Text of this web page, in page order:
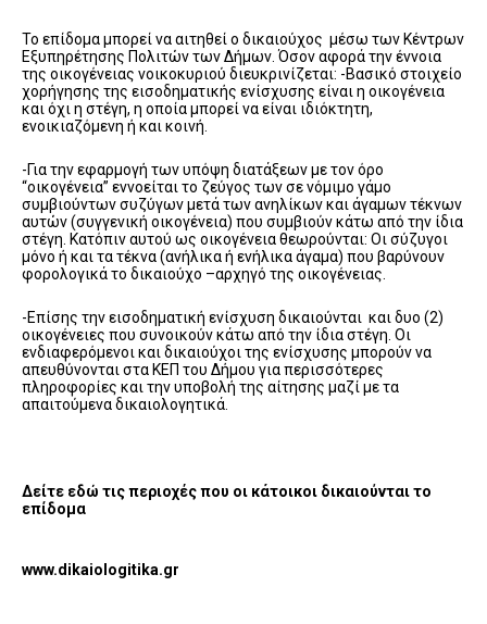
Το επίδομα μπορεί να αιτηθεί ο δικαιούχος μέσω των Κέντρων
Εξυπηρέτησης Πολιτών των Δήμων. Όσον αφορά την έννοια
της οικογένειας νοικοκυριού διευκρινίζεται: -Βασικό στοιχείο
χορήγησης της εισοδηματικής ενίσχυσης είναι η οικογένεια
και όχι η στέγη, η οποία μπορεί να είναι ιδιόκτητη,
ενοικιαζόμενη ή και κοινή.
-Για την εφαρμογή των υπόψη διατάξεων με τον όρο
“οικογένεια” εννοείται το ζεύγος των σε νόμιμο γάμο
συμβιούντων συζύγων μετά των ανηλίκων και άγαμων τέκνων
αυτών (συγγενική οικογένεια) που συμβιούν κάτω από την ίδια
στέγη. Κατόπιν αυτού ως οικογένεια θεωρούνται: Οι σύζυγοι
μόνο ή και τα τέκνα (ανήλικα ή ενήλικα άγαμα) που βαρύνουν
φορολογικά το δικαιούχο –αρχηγό της οικογένειας.
-Επίσης την εισοδηματική ενίσχυση δικαιούνται και δυο (2)
οικογένειες που συνοικούν κάτω από την ίδια στέγη. Οι
ενδιαφερόμενοι και δικαιούχοι της ενίσχυσης μπορούν να
απευθύνονται στα ΚΕΠ του Δήμου για περισσότερες
πληροφορίες και την υποβολή της αίτησης μαζί με τα
απαιτούμενα δικαιολογητικά.
Δείτε εδώ τις περιοχές που οι κάτοικοι δικαιούνται το
επίδομα
www.dikaiologitika.gr